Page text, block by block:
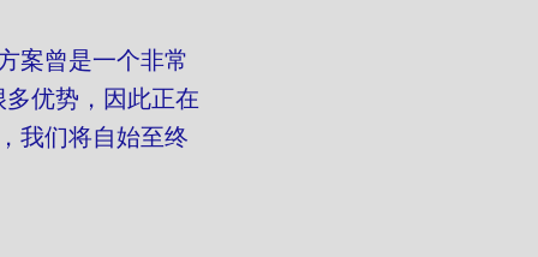
案曾是一个非常
优势，因此正在
我们将自始至终